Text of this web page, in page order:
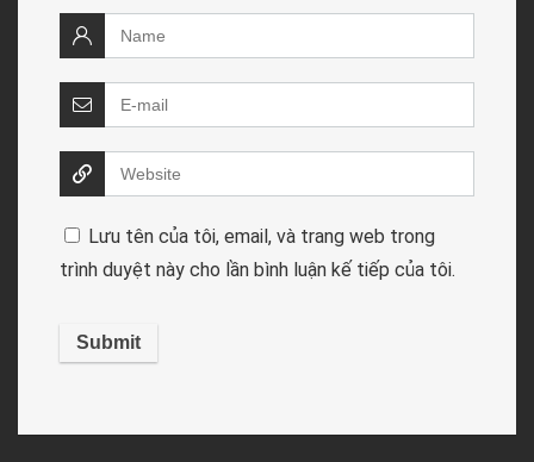
Lưu tên của tôi, email, và trang web trong
trình duyệt này cho lần bình luận kế tiếp của tôi.